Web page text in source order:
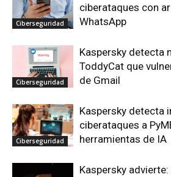
Ciberseguridad
ciberataques con
WhatsApp
Ciberseguridad
Kaspersky detecta
ToddyCat que
de Gmail
Ciberseguridad
Kaspersky detecta
ciberataques a
herramientas de IA
Kaspersky